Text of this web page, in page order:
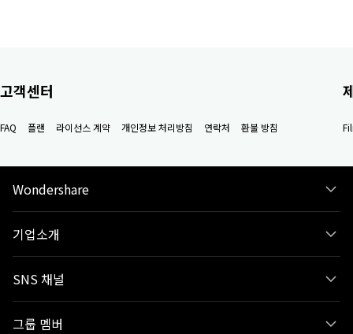
고객센터
FAQ 플랜 라이선스 계약 개인정보 처리방침 연락처 환불 방침
Wondershare
기업소개
SNS 채널
그룹 멤버